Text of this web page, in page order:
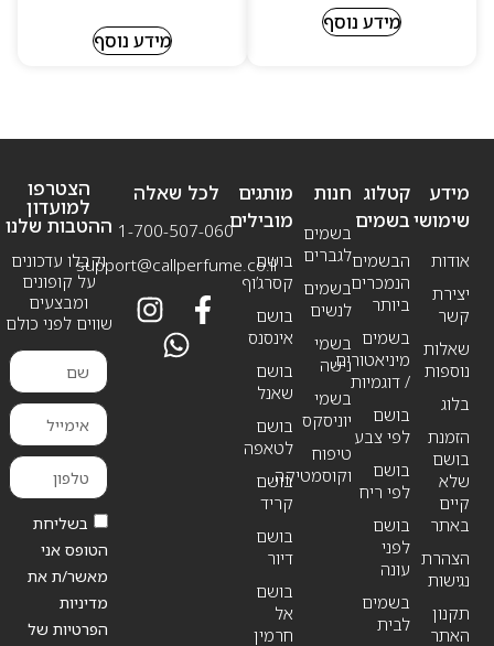
מידע נוסף
מידע נוסף
מידע
שימושי
אודות
יצירת
קשר
שאלות
נוספות
בלוג
הזמנת
בושם
שלא
קיים
באתר
הצהרת
נגישות
תקנון
האתר
חנות
בשמים
לגברים
בשמים
לנשים
בשמי
נישה
בשמי
יוניסקס
טיפוח
וקוסמטיקה
קטלוג
בשמים
הבשמים
הנמכרים
ביותר
בשמים
מיניאטורים
/ דוגמיות
בושם
לפי צבע
בושם
לפי ריח
בושם
לפני
עונה
בשמים
לבית
מותגים
מובילים
בושם
קסרג’וף
בושם
אינסנס
בושם
שאנל
בושם
לטאפה
בושם
קריד
בושם
דיור
בושם
אל
חרמין
לכל שאלה
1-700-507-060
support@callperfume.co.il
הצטרפו
למועדון
ההטבות שלנו
וקבלו עדכונים
על קופונים
ומבצעים
שווים לפני כולם
בשליחת
הטופס אני
מאשר/ת את
מדיניות
הפרטיות של